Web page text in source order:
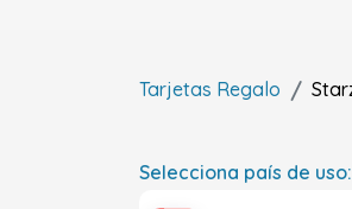
Tarjetas Regalo
Selecciona país de uso: